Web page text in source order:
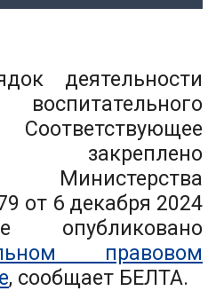
деятельности
закреплено
Министерства
от 6 декабря 2024
опубликовано
правовом
, сообщает БЕЛТА.